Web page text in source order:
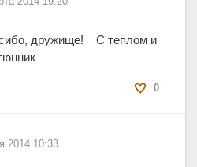
0
дружище! С теплом и
2014 10:33